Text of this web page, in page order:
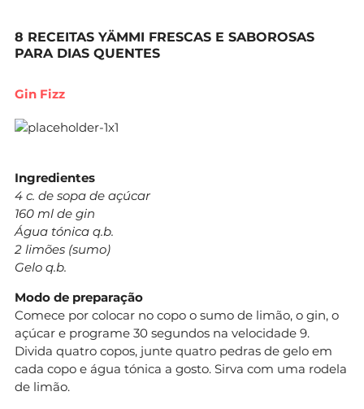
8 RECEITAS YÄMMI FRESCAS E SABOROSAS
PARA DIAS QUENTES
Gin Fizz
Ingredientes
4 c. de sopa de açúcar
160 ml de gin
Água tónica q.b.
2 limões (sumo)
Gelo q.b.
Modo de preparação
Comece por colocar no copo o sumo de limão, o gin, o
açúcar e programe 30 segundos na velocidade 9.
Divida quatro copos, junte quatro pedras de gelo em
cada copo e água tónica a gosto. Sirva com uma rodela
de limão.